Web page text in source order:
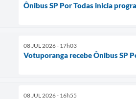
Ônibus SP Por Todas inicia
08 JUL 2026 - 17h03
Votuporanga recebe Ônibus SP
08 JUL 2026 - 16h55